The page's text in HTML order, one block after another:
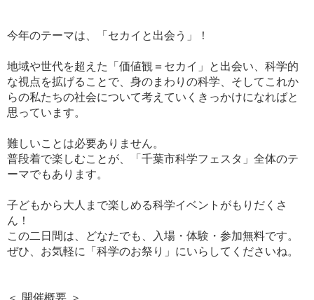
今年のテーマは、「セカイと出会う」！
地域や世代を超えた「価値観＝セカイ」と出会い、科学的
な視点を拡げることで、身のまわりの科学、そしてこれか
らの私たちの社会について考えていくきっかけになればと
思っています。
難しいことは必要ありません。
普段着で楽しむことが、「千葉市科学フェスタ」全体のテ
ーマでもあります。
子どもから大人まで楽しめる科学イベントがもりだくさ
ん！
この二日間は、どなたでも、入場・体験・参加無料です。
ぜひ、お気軽に「科学のお祭り」にいらしてくださいね。